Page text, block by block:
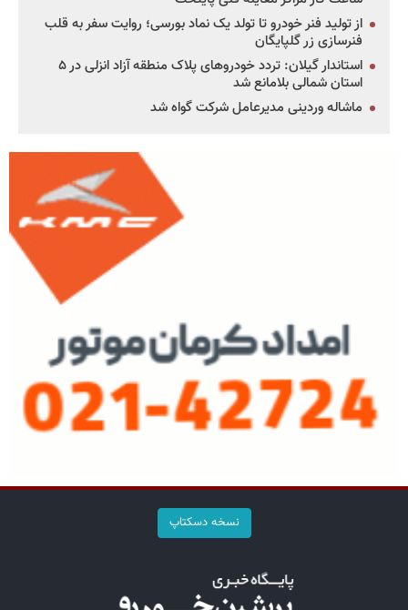
از تولید فنر خودرو تا تولد یک نماد بورسی؛ روایت سفر به قلب
فنرسازی زر گلپایگان
استاندار گیلان: تردد خودروهای پلاک منطقه آزاد انزلی در ۵
استان شمالی بلامانع شد
ماشاله وردینی مدیرعامل شرکت گواه شد
نسخه دسکتاپ